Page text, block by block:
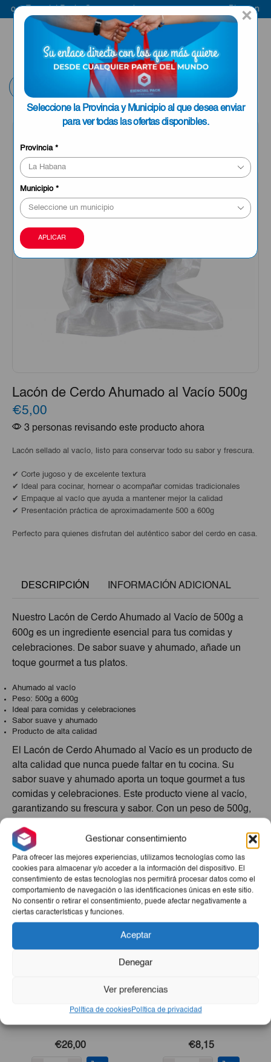
Gestionar consentimiento
Para ofrecer las mejores experiencias, utilizamos tecnologías como las
cookies para almacenar y/o acceder a la información del dispositivo. El
consentimiento de estas tecnologías nos permitirá procesar datos como el
comportamiento de navegación o las identificaciones únicas en este sitio.
No consentir o retirar el consentimiento, puede afectar negativamente a
ciertas características y funciones.
Aceptar
Denegar
Ver preferencias
Política de cookiesPolítica de privacidad
×
Seleccione la Provincia y Municipio al que desea enviar
para ver todas las ofertas disponibles.
Provincia*
Municipio*
APLICAR
Esencial Pack Bienvenido a
ENVIAR A LA
HABANA
Lacón de Cerdo Ahumado al Vacío 500g
€5,00
3 personas revisando este producto ahora
Lacón sellado al vacío, listo para conservar todo su sabor y frescura.
✔ Corte jugoso y de excelente textura
✔ Ideal para cocinar, hornear o acompañar comidas tradicionales
✔ Empaque al vacío que ayuda a mantener mejor la calidad
✔ Presentación práctica de aproximadamente 500 a 600g
Perfecto para quienes disfrutan del auténtico sabor del cerdo en casa.
DESCRIPCIÓN INFORMACIÓN ADICIONAL
Nuestro Lacón de Cerdo Ahumado al Vacío de 500g a
600g es un ingrediente esencial para tus comidas y
celebraciones. De sabor suave y ahumado, añade un
toque gourmet a tus platos.
Ahumado al vacío
Peso: 500g a 600g
Ideal para comidas y celebraciones
Sabor suave y ahumado
Producto de alta calidad
El Lacón de Cerdo Ahumado al Vacío es un producto de
alta calidad que nunca puede faltar en tu cocina. Su
sabor suave y ahumado aporta un toque gourmet a tus
comidas y celebraciones. Este producto viene al vacío,
garantizando su frescura y sabor. Con un peso de 500g,
amigos.
Productos Relacionados
Tarta Corazón
€26,00
ColaCao 383 G
€8,15